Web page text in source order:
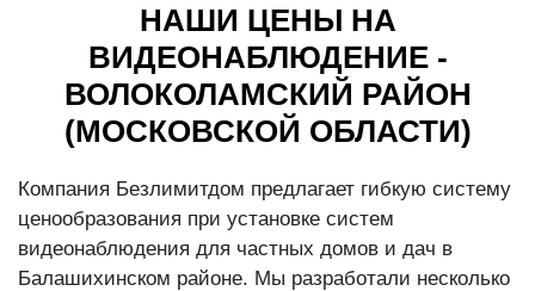
НАШИ ЦЕНЫ НА
ВИДЕОНАБЛЮДЕНИЕ -
ВОЛОКОЛАМСКИЙ РАЙОН
(МОСКОВСКОЙ ОБЛАСТИ)
Компания Безлимитдом предлагает гибкую систему
ценообразования при установке систем
видеонаблюдения для частных домов и дач в
Балашихинском районе. Мы разработали несколько